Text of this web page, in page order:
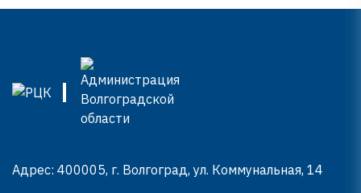
автоматизация, строительство, производство инженерного
Адрес: 400005, г. Волгоград, ул. Коммунальная, 14